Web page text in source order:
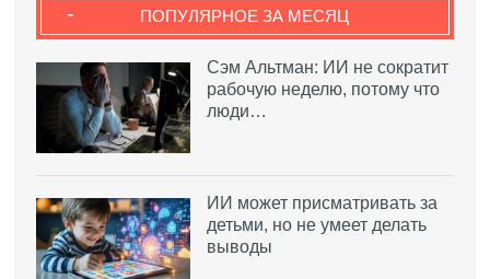
ПОПУЛЯРНОЕ ЗА МЕСЯЦ
-
Сэм Альтман: ИИ не сократит
рабочую неделю, потому что
люди…
ИИ может присматривать за
детьми, но не умеет делать
выводы